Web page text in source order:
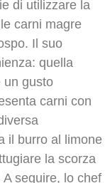
di utilizzare la
carni magre
Il suo
quella
un gusto
carni con
il burro al limone
la scorza
seguire, lo chef